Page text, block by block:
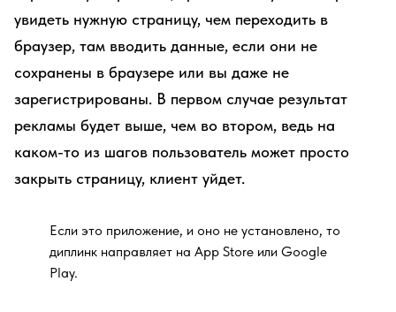
увидеть нужную страницу, чем переходить в
браузер, там вводить данные, если они не
сохранены в браузере или вы даже не
зарегистрированы. В первом случае результат
рекламы будет выше, чем во втором, ведь на
каком-то из шагов пользователь может просто
закрыть страницу, клиент уйдет.
Если это приложение, и оно не установлено, то
диплинк направляет на App Store или Google
Play.